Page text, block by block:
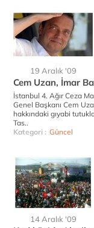
19 Aralık '09
Cem Uzan, İmar
İstanbul 4. Ağır Ceza
Genel Başkanı Cem
hakkındaki gıyabi
Tas..
Kategori : Güncel
14 Aralık '09